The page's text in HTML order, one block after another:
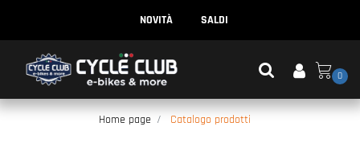
NOVITÀ SALDI
0
Home page Catalogo prodotti